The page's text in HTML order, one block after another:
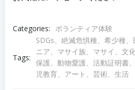
Categories: ボランティア体験
Tags:
SDGs、絶滅危惧種、希少種
ニア、マサイ族、マサイ、文
保護、動物愛護、活動証明書
児教育、アート、芸術、生活